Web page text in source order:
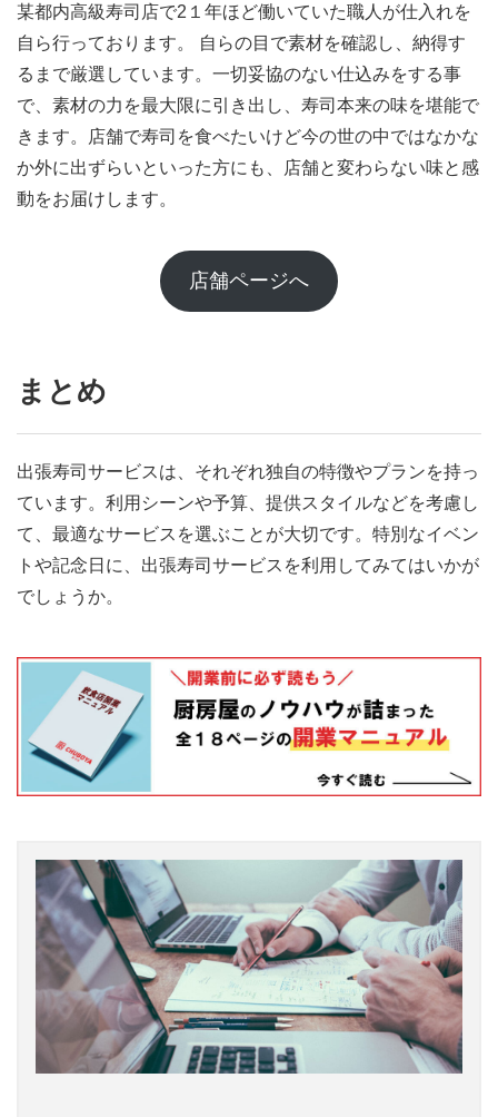
某都内高級寿司店で2１年ほど働いていた職人が仕入れを
自ら行っております。 自らの目で素材を確認し、納得す
るまで厳選しています。一切妥協のない仕込みをする事
で、素材の力を最大限に引き出し、寿司本来の味を堪能で
きます。店舗で寿司を食べたいけど今の世の中ではなかな
か外に出ずらいといった方にも、店舗と変わらない味と感
動をお届けします。
店舗ページへ
まとめ
出張寿司サービスは、それぞれ独自の特徴やプランを持っ
ています。利用シーンや予算、提供スタイルなどを考慮し
て、最適なサービスを選ぶことが大切です。特別なイベン
トや記念日に、出張寿司サービスを利用してみてはいかが
でしょうか。